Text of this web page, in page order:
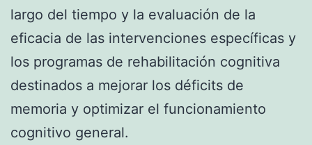
largo del tiempo y la evaluación de la
eficacia de las intervenciones específicas y
los programas de rehabilitación cognitiva
destinados a mejorar los déficits de
memoria y optimizar el funcionamiento
cognitivo general.